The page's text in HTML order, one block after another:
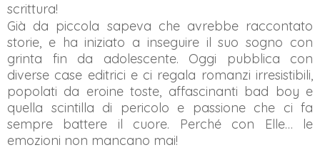
scrittura!
Già da piccola sapeva che avrebbe raccontato
storie, e ha iniziato a inseguire il suo sogno con
grinta fin da adolescente. Oggi pubblica con
diverse case editrici e ci regala romanzi irresistibili,
popolati da eroine toste, affascinanti bad boy e
quella scintilla di pericolo e passione che ci fa
sempre battere il cuore. Perché con Elle… le
emozioni non mancano mai!